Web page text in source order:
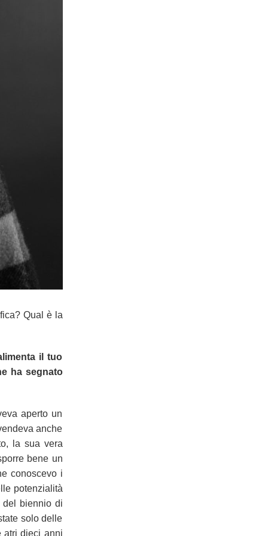
Qual è la
il tuo
ha segnato
aperto un
anche
la sua vera
bene un
conoscevo i
potenzialità
del biennio di
solo delle
atri dieci anni